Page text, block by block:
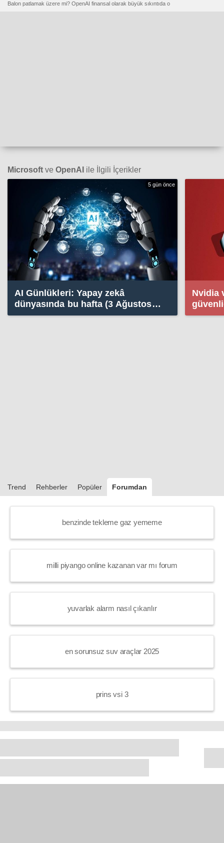
Balon patlamak üzere mi? OpenAI finansal olarak büyük sıkıntıda o
Microsoft ve OpenAI ile İlgili İçerikler
5 gün önce
AI Günlükleri: Yapay zekâ
dünyasında bu hafta (3 Ağustos
2026)
Nvidia
Trend Rehberler Popüler Forumdan
benzinde tekleme gaz yememe
milli piyango online kazanan var mı forum
yuvarlak alarm nasıl çıkarılır
en sorunsuz suv araçlar 2025
prins vsi 3